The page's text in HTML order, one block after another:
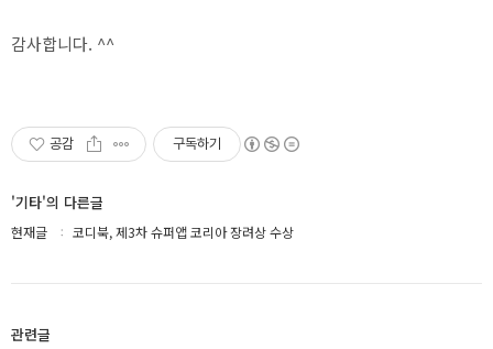
감사합니다. ^^
공감 구독하기
'기타'의 다른글
현재글 코디북, 제3차 슈퍼앱 코리아 장려상 수상
관련글